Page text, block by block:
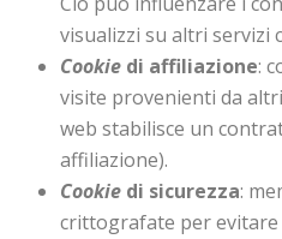
visualizzi su altri servizi
Cookie di affiliazione:
visite provenienti da
web stabilisce un
affiliazione).
Cookie di sicurezza:
crittografate per evitare